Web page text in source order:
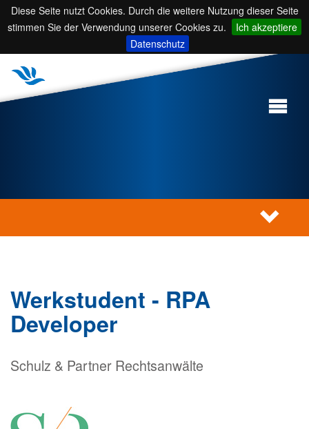
Diese Seite nutzt Cookies. Durch die weitere Nutzung dieser Seite
stimmen Sie der Verwendung unserer Cookies zu.
Ich akzeptiere
Datenschutz
Werkstudent - RPA
Developer
Schulz & Partner Rechtsanwälte